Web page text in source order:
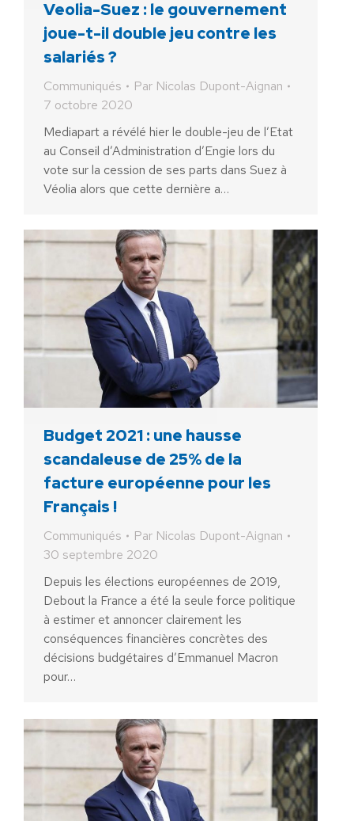
Veolia-Suez : le gouvernement
joue-t-il double jeu contre les
salariés ?
Communiqués Par Nicolas Dupont-Aignan
7 octobre 2020
Mediapart a révélé hier le double-jeu de l’Etat
au Conseil d’Administration d’Engie lors du
vote sur la cession de ses parts dans Suez à
Véolia alors que cette dernière a…
Budget 2021 : une hausse
scandaleuse de 25% de la
facture européenne pour les
Français !
Communiqués Par Nicolas Dupont-Aignan
30 septembre 2020
Depuis les élections européennes de 2019,
Debout la France a été la seule force politique
à estimer et annoncer clairement les
conséquences financières concrètes des
décisions budgétaires d’Emmanuel Macron
pour…